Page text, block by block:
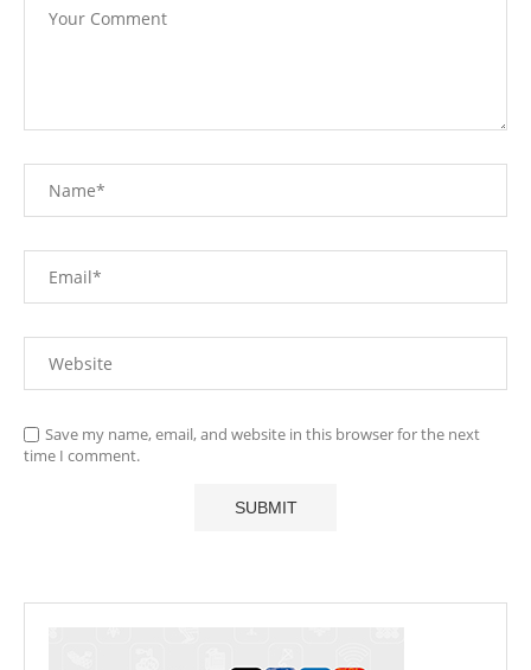
Save my name, email, and website in this browser for the next
time I comment.